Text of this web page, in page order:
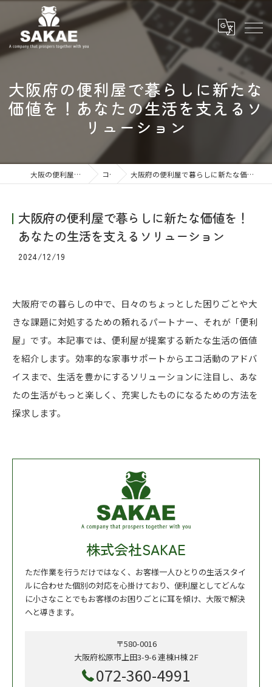
大阪府の便利屋で暮らしに新たな
価値を！あなたの生活を支えるソ
リューション
大阪の便利屋なら株式会社SAKAE コラム 大阪府の便利屋で暮らしに新たな価値を！あなたの生活を支えるソリューション
大阪府の便利屋で暮らしに新たな価値を！
あなたの生活を支えるソリューション
2024/12/19
大阪府での暮らしの中で、日々のちょっとした困りごとや大
きな課題に対処するための頼れるパートナー、それが「便利
屋」です。本記事では、便利屋が提案する新たな生活の価値
を紹介します。効率的な家事サポートからエコ活動のアドバ
イスまで、生活を豊かにするソリューションに注目し、あな
たの生活がもっと楽しく、充実したものになるための方法を
探求します。
株式会社SAKAE
ただ作業を行うだけではなく、お客様一人ひとりの生活スタイ
ルに合わせた個別の対応を心掛けており、便利屋としてどんな
に小さなことでもお客様のお困りごとに耳を傾け、大阪で解決
へと導きます。
〒580-0016
大阪府松原市上田3-9-6 連棟H棟 2F
072-360-4991